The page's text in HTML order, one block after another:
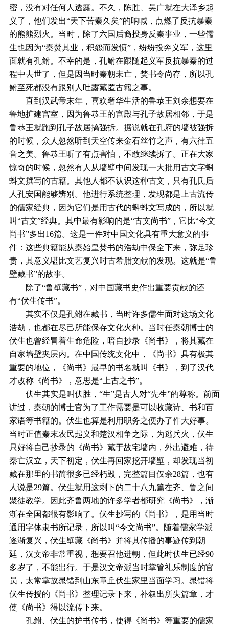
密，没有对任何人透露。不久，陈胜、吴广就在大泽乡起
义了，他们发出“天下苦秦久矣”的呐喊，点燃了反抗暴秦
的熊熊烈火。当时，除了六国后裔投身反秦事业，一些儒
生也因为“秦焚其业，积怨而发愤”，纷纷投奔义军，这里
面就有孔鲋。不幸的是，孔鲋在跟随起义军反抗暴秦的过
程中去世了，但是因当时秦朝未亡，焚书令尚存，所以孔
鲋至死都没有跟别人吐露藏匿古籍之事。
直到汉武帝末年，喜欢奢华生活的鲁恭王刘余想要在
鲁地扩建宫室，因为鲁恭王的宫殿与孔子故居相邻，于是
鲁恭王就跑到孔子故居搞强拆。据说就在孔府的墙被强拆
的时候，众人忽然听到天空传来金石丝竹之声，有六律五
音之美。鲁恭王听了有点害怕，不敢继续拆了。正在大家
惊奇的时候，忽然有人从墙壁中间发现一大批用古文字蝌
蚪文撰写的古籍。其他人都不认识这种古文，只有孔氏后
人孔安国能够辨别。他进行系统整理，发现都是上古流传
的儒家经典，因为它们是用古代的蝌蚪文写成的，所以就
叫“古文”经典。其中最有影响的是“古文尚书”，它比“今文
尚书”多出16篇。这是一件对中国文化具有重大意义的事
件：这些典籍能从秦始皇焚书的浩劫中保全下来，弥足珍
贵，其意义堪比文艺复兴时古希腊文献的发现。这就是“鲁
壁藏书”的故事。
除了“鲁壁藏书”，对中国藏书史作出重要贡献的还
有“伏生传书”。
其实不仅是孔鲋在藏书，当时许多儒生面对这场文化
浩劫，也都在尽己所能保存文化火种。当时任秦朝博士的
伏生也曾经冒着生命危险，暗自抄录《尚书》，将其藏在
自家墙壁夹层内。在中国传统文化中，《尚书》具有极其
重要的地位，《尚书》最早的书名就叫《书》，到了汉代
才改称《尚书》，意思是“上古之书”。
伏生其实是叫伏胜，“生”是古人对“先生”的尊称。前面
讲过，秦朝的博士官为了工作需要是可以收藏诗、书和百
家语等书籍的。伏生也算是利用职务之便办了件大好事。
当时正值秦末农民起义和楚汉相争之际，为逃兵火，伏生
只好将自己抄录的《尚书》藏于故宅墙内，外出避难，待
秦亡汉立，天下初定，伏生再回家挖开墙壁，却发现当初
藏在那里的书简很多已经朽毁，完整篇目仅余28篇，也有
人说是29篇。伏生就用这剩下的二十八九篇在齐、鲁之间
聚徒教学。因此齐鲁两地的许多学者都研究《尚书》，渐
渐在全国都很有影响了。伏生抄写的《尚书》，是用当时
通用字体隶书所记录，所以叫“今文尚书”。随着儒家学派
逐渐复兴，伏生壁藏《尚书》并将其传播的事迹传到朝
廷，汉文帝非常重视，想要召他进朝，但此时伏生已经90
多岁了，不能出行。于是汉文帝派当时掌管礼乐制度的官
员，太常掌故晁错到山东章丘伏生家里当面学习。晁错将
伏生传授的《尚书》整理记录下来，补叙出所失篇章，才
使《尚书》得以流传下来。
孔鲋、伏生的护书传书，使得《尚书》等重要的儒家